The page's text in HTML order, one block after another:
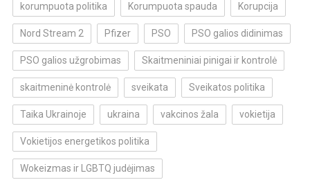
korumpuota politika Korumpuota spauda Korupcija
Nord Stream 2 Pfizer PSO PSO galios didinimas
PSO galios užgrobimas Skaitmeniniai pinigai ir kontrolė
skaitmeninė kontrolė sveikata Sveikatos politika
Taika Ukrainoje ukraina vakcinos žala vokietija
Vokietijos energetikos politika
Wokeizmas ir LGBTQ judėjimas